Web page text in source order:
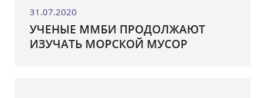
31.07.2020
УЧЕНЫЕ ММБИ ПРОДОЛЖАЮТ
ИЗУЧАТЬ МОРСКОЙ МУСОР